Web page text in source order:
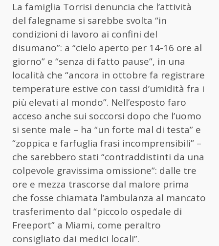
La famiglia Torrisi denuncia che l’attività
del falegname si sarebbe svolta “in
condizioni di lavoro ai confini del
disumano”: a “cielo aperto per 14-16 ore al
giorno” e “senza di fatto pause”, in una
località che “ancora in ottobre fa registrare
temperature estive con tassi d’umidità fra i
più elevati al mondo”. Nell’esposto faro
acceso anche sui soccorsi dopo che l’uomo
si sente male – ha “un forte mal di testa” e
“zoppica e farfuglia frasi incomprensibili” –
che sarebbero stati “contraddistinti da una
colpevole gravissima omissione”: dalle tre
ore e mezza trascorse dal malore prima
che fosse chiamata l’ambulanza al mancato
trasferimento dal “piccolo ospedale di
Freeport” a Miami, come peraltro
consigliato dai medici locali”.